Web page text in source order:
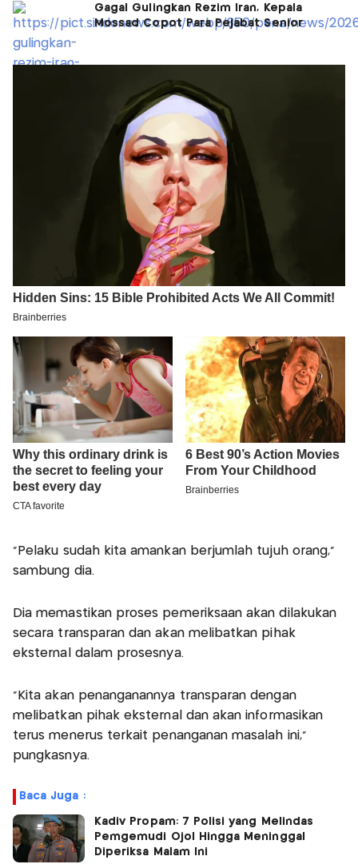
Gagal Gulingkan Rezim Iran, Kepala
Mossad Copot Para Pejabat Senior
"Pelaku sudah kita amankan berjumlah tujuh orang,"
sambung dia.
Dia memastikan proses pemeriksaan akan dilakukan
secara transparan dan akan melibatkan pihak
eksternal dalam prosesnya.
"Kita akan penanganannya transparan dengan
melibatkan pihak eksternal dan akan informasikan
terus menerus terkait penanganan masalah ini,"
pungkasnya.
Baca Juga :
Kadiv Propam: 7 Polisi yang Melindas
Pemgemudi Ojol Hingga Meninggal
Diperiksa Malam Ini